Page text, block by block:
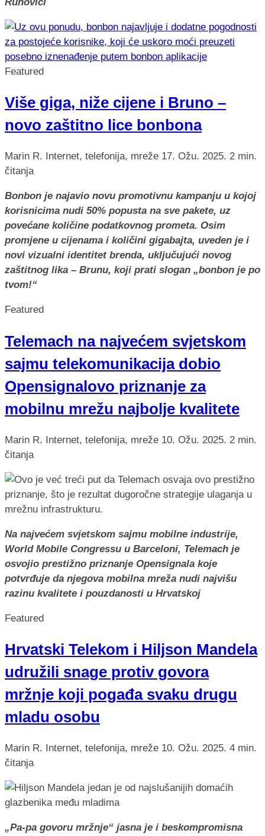
Featured
Više giga, niže cijene i Bruno –
novo zaštitno lice bonbona
Marin R. Internet, telefonija, mreže 17. Ožu. 2025. 2 min.
čitanja
Bonbon je najavio novu promotivnu kampanju u kojoj
korisnicima nudi 50% popusta na sve pakete, uz
povećane količine podatkovnog prometa. Osim
promjene u cijenama i količini gigabajta, uveden je i
novi vizualni identitet brenda, uključujući novog
zaštitnog lika – Brunu, koji prati slogan „bonbon je po
tvom!“
Featured
Telemach na najvećem svjetskom
sajmu telekomunikacija dobio
Opensignalovo priznanje za
mobilnu mrežu najbolje kvalitete
Marin R. Internet, telefonija, mreže 10. Ožu. 2025. 2 min.
čitanja
Na najvećem svjetskom sajmu mobilne industrije,
World Mobile Congressu u Barceloni, Telemach je
osvojio prestižno priznanje Opensignala koje
potvrđuje da njegova mobilna mreža nudi najvišu
razinu kvalitete i pouzdanosti u Hrvatskoj
Featured
Hrvatski Telekom i Hiljson Mandela
udružili snage protiv govora
mržnje koji pogađa svaku drugu
mladu osobu
Marin R. Internet, telefonija, mreže 10. Ožu. 2025. 4 min.
čitanja
„Pa-pa govoru mržnje“ jasna je i beskompromisna